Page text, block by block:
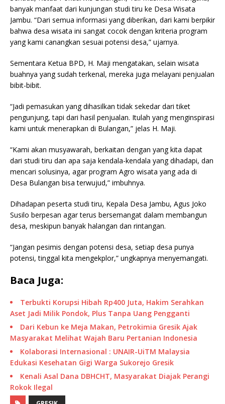
banyak manfaat dari kunjungan studi tiru ke Desa Wisata
Jambu. “Dari semua informasi yang diberikan, dari kami berpikir
bahwa desa wisata ini sangat cocok dengan kriteria program
yang kami canangkan sesuai potensi desa,” ujarnya.
Sementara Ketua BPD, H. Maji mengatakan, selain wisata
buahnya yang sudah terkenal, mereka juga melayani penjualan
bibit-bibit.
“Jadi pemasukan yang dihasilkan tidak sekedar dari tiket
pengunjung, tapi dari hasil penjualan. Itulah yang menginspirasi
kami untuk menerapkan di Bulangan,” jelas H. Maji.
“Kami akan musyawarah, berkaitan dengan yang kita dapat
dari studi tiru dan apa saja kendala-kendala yang dihadapi, dan
mencari solusinya, agar program Agro wisata yang ada di
Desa Bulangan bisa terwujud,” imbuhnya.
Dihadapan peserta studi tiru, Kepala Desa Jambu, Agus Joko
Susilo berpesan agar terus bersemangat dalam membangun
desa, meskipun banyak halangan dan rintangan.
“Jangan pesimis dengan potensi desa, setiap desa punya
potensi, tinggal kita mengekplor,” ungkapnya menyemangati.
Baca Juga:
Terbukti Korupsi Hibah Rp400 Juta, Hakim Serahkan
Aset Jadi Milik Pondok, Plus Tanpa Uang Pengganti
Dari Kebun ke Meja Makan, Petrokimia Gresik Ajak
Masyarakat Melihat Wajah Baru Pertanian Indonesia
Kolaborasi Internasional : UNAIR-UiTM Malaysia
Edukasi Kesehatan Gigi Warga Sukorejo Gresik
Kenali Asal Dana DBHCHT, Masyarakat Diajak Perangi
Rokok Ilegal